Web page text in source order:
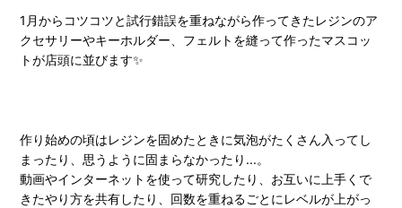
1月からコツコツと試行錯誤を重ねながら作ってきたレジンのア
クセサリーやキーホルダー、フェルトを縫って作ったマスコッ
トが店頭に並びます✨
作り始めの頃はレジンを固めたときに気泡がたくさん入ってし
まったり、思うように固まらなかったり...。
動画やインターネットを使って研究したり、お互いに上手くで
きたやり方を共有したり、回数を重ねるごとにレベルが上がっ